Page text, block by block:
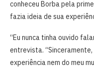
conheceu Borba pela
fazia ideia de sua
“Eu nunca tinha ouvido
entrevista.
experiência nem do meu